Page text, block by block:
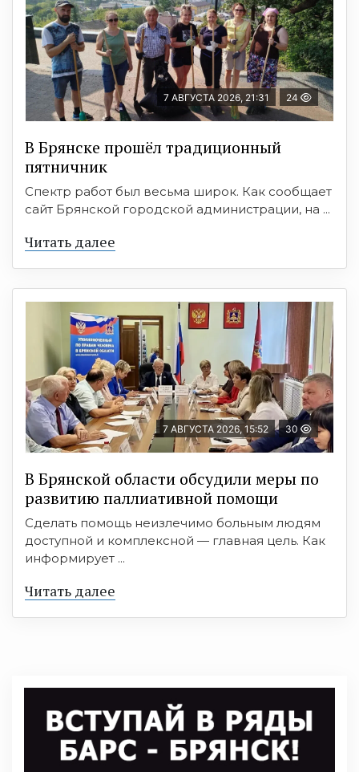
7 АВГУСТА 2026, 21:31 24
В Брянске прошёл традиционный
пятничник
Спектр работ был весьма широк. Как сообщает
сайт Брянской городской администрации, на ...
Читать далее
7 АВГУСТА 2026, 15:52 30
В Брянской области обсудили меры по
развитию паллиативной помощи
Сделать помощь неизлечимо больным людям
доступной и комплексной — главная цель. Как
информирует ...
Читать далее